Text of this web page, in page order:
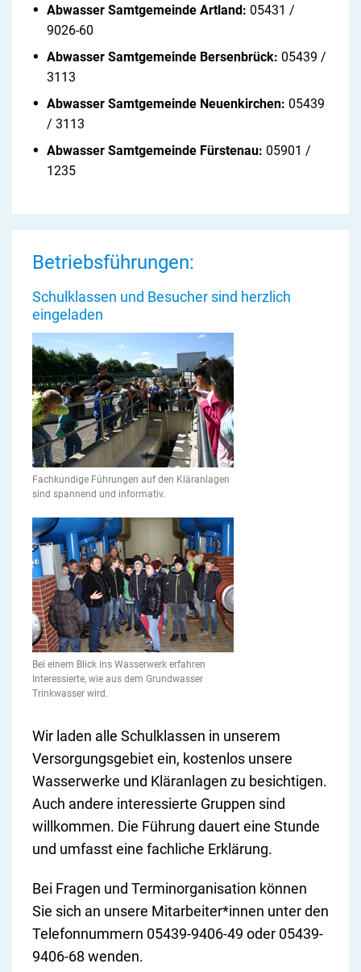
Abwasser Samtgemeinde Artland: 05431 /
9026-60
Abwasser Samtgemeinde Bersenbrück: 05439 /
3113
Abwasser Samtgemeinde Neuenkirchen: 05439
/ 3113
Abwasser Samtgemeinde Fürstenau: 05901 /
1235
Betriebsführungen:
Schulklassen und Besucher sind herzlich
eingeladen
Fachkundige Führungen auf den Kläranlagen
sind spannend und informativ.
Bei einem Blick ins Wasserwerk erfahren
Interessierte, wie aus dem Grundwasser
Trinkwasser wird.
Wir laden alle Schulklassen in unserem
Versorgungsgebiet ein, kostenlos unsere
Wasserwerke und Kläranlagen zu besichtigen.
Auch andere interessierte Gruppen sind
willkommen. Die Führung dauert eine Stunde
und umfasst eine fachliche Erklärung.
Bei Fragen und Terminorganisation können
Sie sich an unsere Mitarbeiter*innen unter den
Telefonnummern 05439-9406-49 oder 05439-
9406-68 wenden.